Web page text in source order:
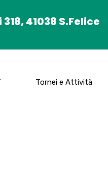
41038 S.Felice
Tornei e Attività